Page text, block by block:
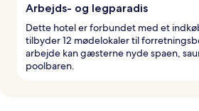
Arbejds- og legparadis
Dette hotel er forbundet med et
tilbyder 12 mødelokaler til
arbejde kan gæsterne nyde spaen,
poolbaren.